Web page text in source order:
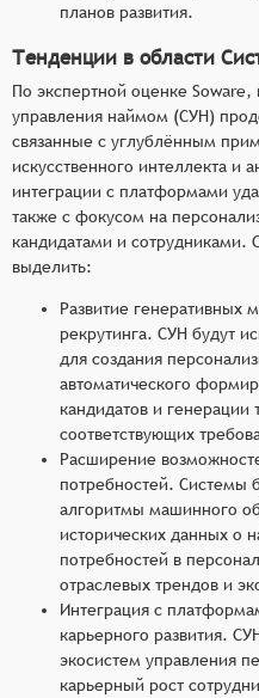
планов развития.
Тенденции в области
По экспертной оценке Soware,
управления наймом (СУН)
связанные с углублённым
искусственного интеллекта и
интеграции с платформами
также с фокусом на
кандидатами и
выделить:
Развитие генеративных
рекрутинга. СУН будут
для создания
автоматического
кандидатов и генерации
соответствующих
Расширение
потребностей. Системы
алгоритмы машинного
исторических данных о
потребностей в
отраслевых трендов и
Интеграция с
карьерного развития.
экосистем управления
карьерный рост